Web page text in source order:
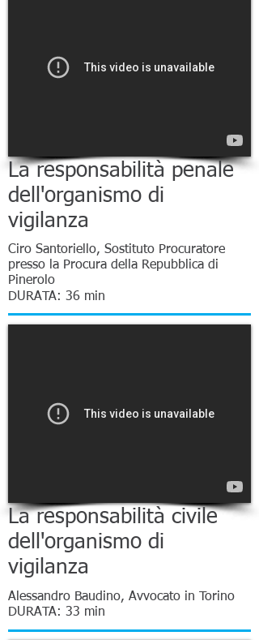
La responsabilità penale
dell'organismo di
vigilanza
Ciro Santoriello, Sostituto Procuratore
presso la Procura della Repubblica di
Pinerolo
DURATA: 36 min
La responsabilità civile
dell'organismo di
vigilanza
Alessandro Baudino, Avvocato in Torino
DURATA: 33 min